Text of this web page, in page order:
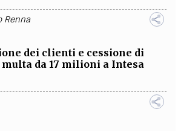
Renna
dei clienti e cessione di
multa da 17 milioni a Intesa